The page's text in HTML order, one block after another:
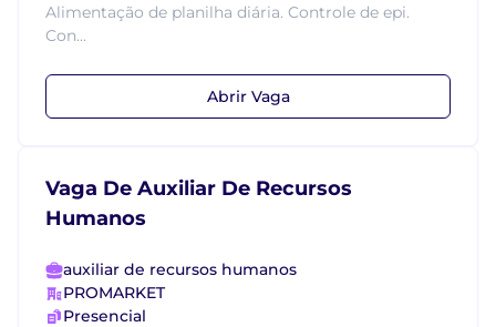
Alimentação de planilha diária. Controle de epi.
Con...
Abrir Vaga
Vaga De Auxiliar De Recursos
Humanos
auxiliar de recursos humanos
PROMARKET
Presencial